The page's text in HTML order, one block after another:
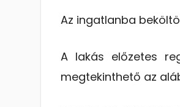
Az ingatlanba
A lakás előzetes
megtekinthető az